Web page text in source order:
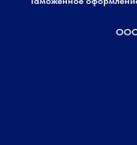
ООО